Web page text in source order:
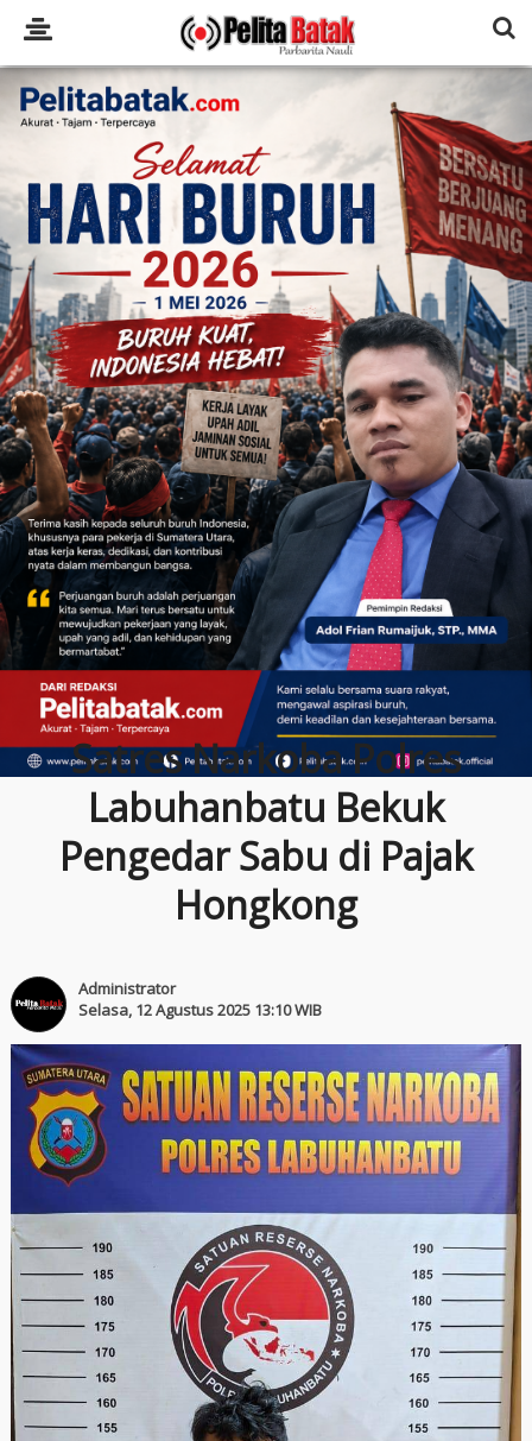
Satres Narkoba Polres
Labuhanbatu Bekuk
Pengedar Sabu di Pajak
Hongkong
Administrator
Selasa, 12 Agustus 2025 13:10 WIB